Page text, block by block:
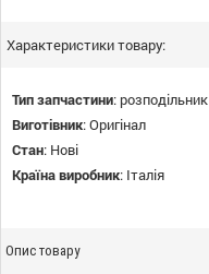
Характеристики товару:
Тип запчастини: розподільник
Виготівник:Оригінал
Стан: Нові
Країна виробник: Італія
Опис товару